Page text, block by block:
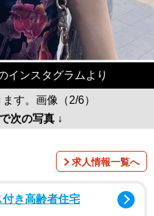
インスタグラムより
す。画像（2/6）
次の写真 ↓
求人情報一覧へ
き高齢者住宅